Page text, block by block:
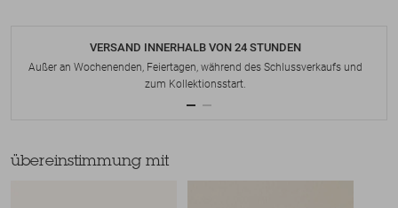
VERSAND INNERHALB VON 24 STUNDEN
Außer an Wochenenden, Feiertagen, während des Schlussverkaufs und
zum Kollektionsstart.
übereinstimmung mit